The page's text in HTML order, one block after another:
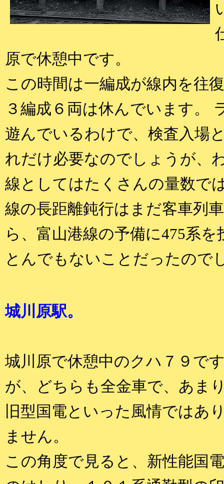
原で休憩中です。
この時間は一編成が線内を往
３編成６両は休んでいます。
遊んでいるわけで、検査入場
れだけ必要なのでしょうが、
線としてはたくさんの量数で
線の長距離鈍行はまだ客車列
ら、富山港線の予備に475系
とんでもないことだったので
城川原駅。
城川原で休憩中のクハ７９で
が、どちらも全金車で、あま
旧型国電といった風情ではあ
ません。
この角度で見ると、新性能国電